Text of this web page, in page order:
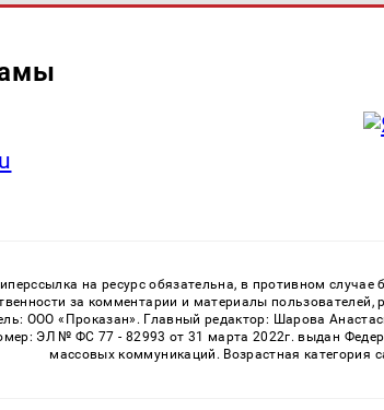
на ресурс обязательна, в противном
за комментарии и материалы
ООО «Проказан». Главный редактор: Шарова
ЭЛ № ФС 77 - 82993 от 31 марта 2022г. выдан
массовых коммуникаций. Возрастная категория